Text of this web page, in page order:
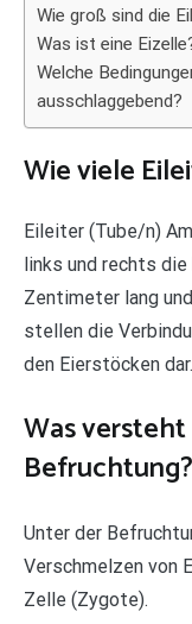
Wie groß sind die
Was ist eine
Welche
ausschlaggebend?
Wie viele
Eileiter (Tube/n)
links und rechts
Zentimeter lang
stellen die
den Eierstöcken dar.
Was
Befruchtung?
Unter der
Verschmelzen von
Zelle (Zygote).